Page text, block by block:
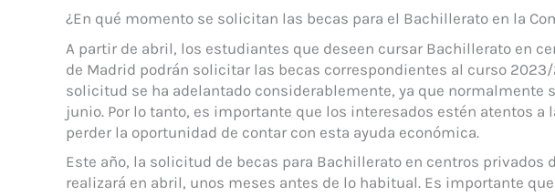
¿En qué momento se solicitan las becas para el Bachillerato en la
A partir de abril, los estudiantes que deseen cursar Bachillerato en
de Madrid podrán solicitar las becas correspondientes al curso
solicitud se ha adelantado considerablemente, ya que normalmente
junio. Por lo tanto, es importante que los interesados estén atentos
perder la oportunidad de contar con esta ayuda económica.
Este año, la solicitud de becas para Bachillerato en centros privados
realizará en abril, unos meses antes de lo habitual. Es importante